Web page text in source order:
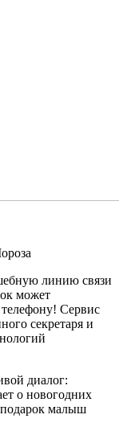
линию связи
может
Сервис
секретаря и
диалог:
о новогодних
подарок малыш